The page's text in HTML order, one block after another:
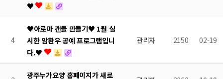
♥
4
♥아로마 캔들 만들기♥ 1월 실
시한 암환우 공예 프로그램입니
다.♥
관리자 2150 02-19
광주누가요양 홈페이지가 새로